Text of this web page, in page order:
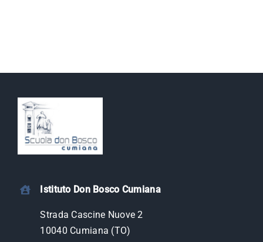
Istituto Don Bosco Cumiana
Strada Cascine Nuove 2
10040 Cumiana (TO)